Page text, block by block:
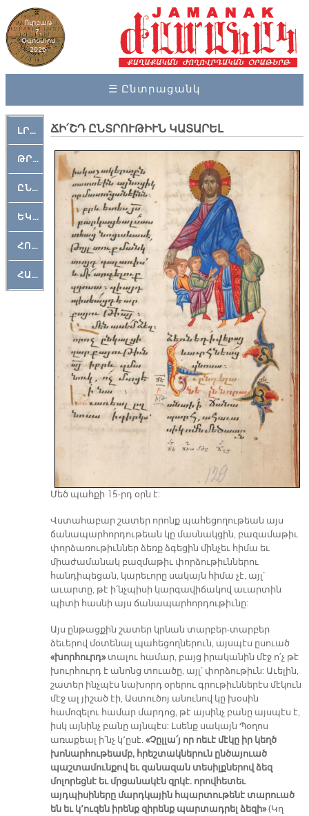
Ուրբաթ
7,
Օգոստոս
2026
☰ Ընտրացանկ
ԼՐԱՀՈՍ
ԹՐՔԱՀԱՅ ԿԵԱՆՔ
ԸՆԿԵՐԱՄՇԱԿՈՒԹԱՅԻՆ
ԵԿԵՂԵՑԱԿԱՆ
ՀՈԳԵՄՏԱՒՈՐ
ՀԱՐԹԱԿ
ՃԻ՛ՇԴ ԸՆՏՐՈՒԹԻՒՆ ԿԱՏԱՐԵԼ
Մեծ պահքի 15-րդ օրն է:
Վստահաբար շատեր որոնք պահեցողութեան այս
ճանապարհորդութեան կը մասնակցին, բազամաթիւ
փորձառութիւններ ձեռք ձգեցին մինչեւ հիմա եւ
միաժամանակ բազմաթիւ փորձութիւններու
հանդիպեցան, կարեւորը սակայն հիմա չէ, այլ՝
աւարտը, թէ ի՛նչպիսի կարգավիճակով աւարտին
պիտի հասնի այս ճանապարհորդութիւնը:
Այս ընթացքին շատեր կրնան տարբեր-տարբեր
ձեւերով մօտենալ պահեցողներուն, այսպէս ըսուած
«խորհուրդ»տալու համար, բայց իրականին մէջ ո՛չ թէ
խուրհուրդ է անոնց տուածը, այլ՝ փորձութիւն: Աւելին,
շատեր ինչպէս նախորդ օրերու գրութիւններէս մէկուն
մէջ ալ յիշած էի, Աստուծոյ անունով կը խօսին
համոզելու համար մարդոց, թէ այսինչ բանը այսպէս է,
իսկ այնինչ բանը այնպէս: Լսենք սակայն Պօղոս
առաքեալ ի՛նչ կ՚ըսէ. «Չըլլա՛յ որ ոեւէ մէկը իր կեղծ
խոնարհութեամբ, հրեշտակներուն ընծայուած
պաշտամունքով եւ զանազան տեսիլքներով ձեզ
մոլորեցնէ եւ մրցանակէն զրկէ. որովհետեւ
այդպիսիները մարդկային հպարտութենէ տարուած
են եւ կ՚ուզեն իրենք զիրենք պարտադրել ձեզի»(Կղ